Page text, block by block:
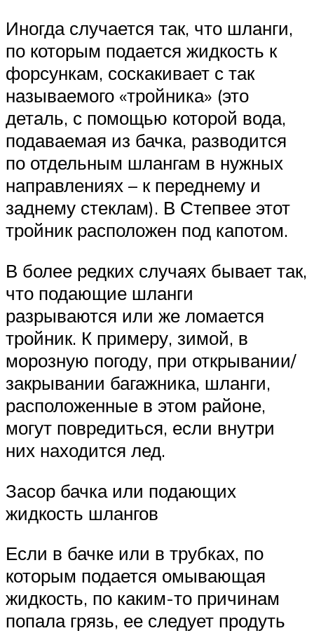
Иногда случается так, что шланги,
по которым подается жидкость к
форсункам, соскакивает с так
называемого «тройника» (это
деталь, с помощью которой вода,
подаваемая из бачка, разводится
по отдельным шлангам в нужных
направлениях – к переднему и
заднему стеклам). В Степвее этот
тройник расположен под капотом.
В более редких случаях бывает так,
что подающие шланги
разрываются или же ломается
тройник. К примеру, зимой, в
морозную погоду, при открывании/
закрывании багажника, шланги,
расположенные в этом районе,
могут повредиться, если внутри
них находится лед.
Засор бачка или подающих
жидкость шлангов
Если в бачке или в трубках, по
которым подается омывающая
жидкость, по каким-то причинам
попала грязь, ее следует продуть